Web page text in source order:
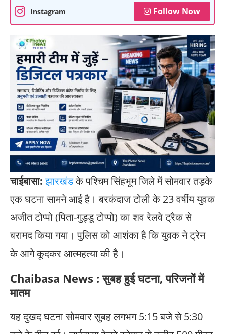
Instagram Follow Now
चाईबासा:झारखंडके पश्चिम सिंहभूम जिले में सोमवार तड़के
एक घटना सामने आई है। बरकंदाज टोली के 23 वर्षीय युवक
अजीत टोप्पो (पिता-गुड्डू टोप्पो) का शव रेलवे ट्रैक से
बरामद किया गया। पुलिस को आशंका है कि युवक ने ट्रेन
के आगे कूदकर आत्महत्या की है।
Chaibasa News : सुबह हुई घटना, परिजनों में
मातम
यह दुखद घटना सोमवार सुबह लगभग 5:15 बजे से 5:30